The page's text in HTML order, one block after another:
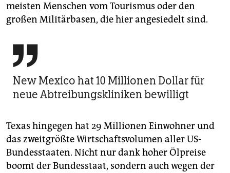
meisten Menschen vom Tourismus oder den
großen Militärbasen, die hier angesiedelt sind.

New Mexico hat 10 Millionen Dollar für
neue Abtreibungs­kliniken bewilligt
Texas hingegen hat 29 Millionen Einwohner und
das zweitgrößte Wirtschaftsvolumen aller US-
Bundesstaaten. Nicht nur dank hoher Ölpreise
boomt der Bundesstaat, sondern auch wegen der